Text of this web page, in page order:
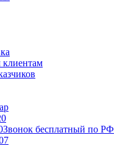
Звонок бесплатный по РФ